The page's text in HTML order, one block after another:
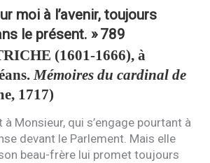
moi à l’avenir, toujours
le présent. »789
(1601-1666), à
Mémoires du cardinal de
1717)
à Monsieur, qui s’engage pourtant à
devant le Parlement. Mais elle
son beau-frère lui promet toujours